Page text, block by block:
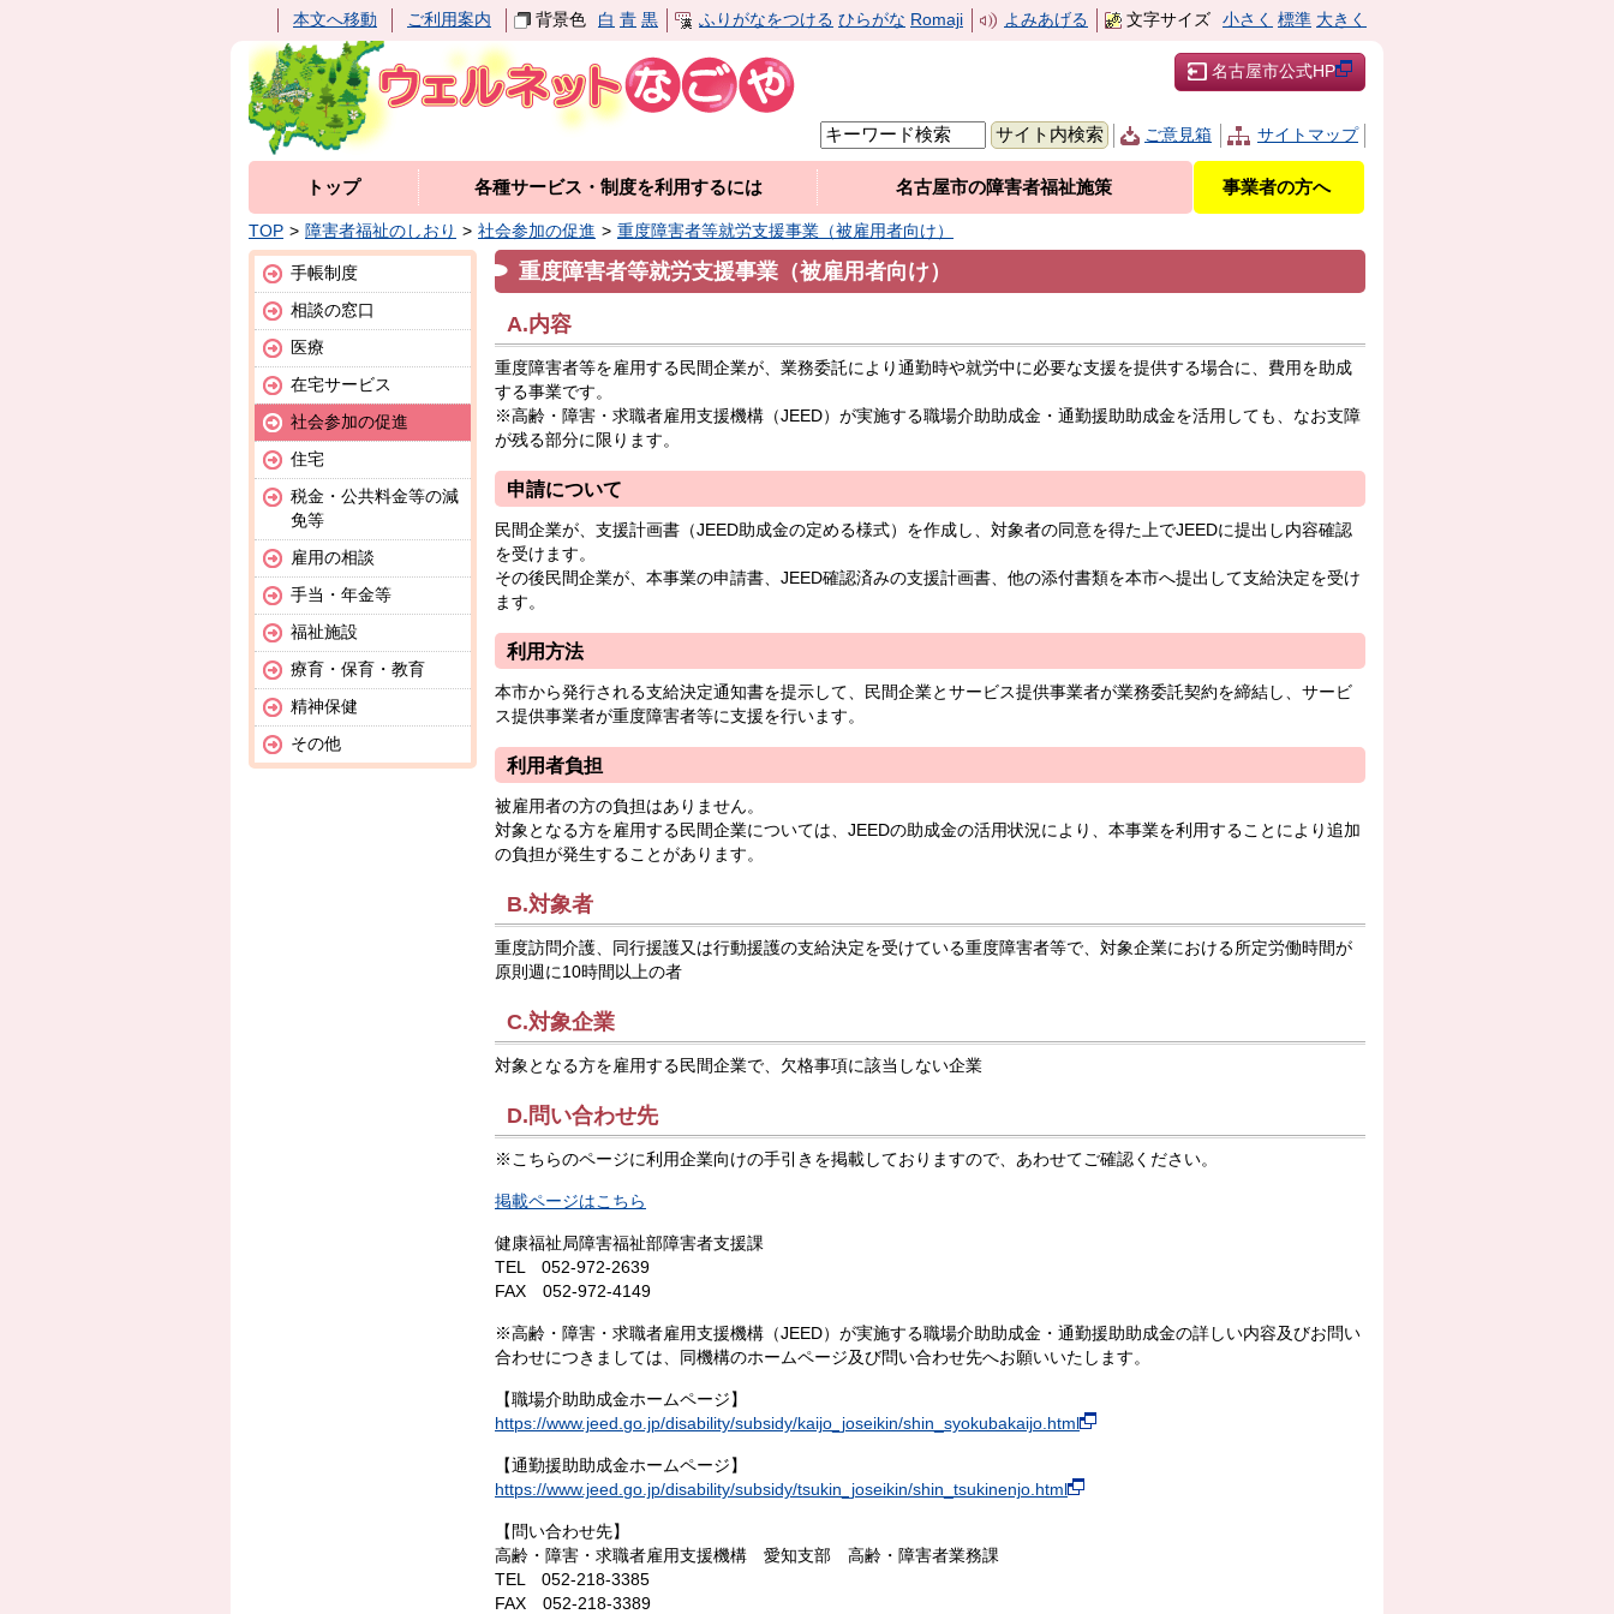
本文へ移動 ご利用案内 背景色 白 青 黒 ふりがなをつける ひらがな Romaji よみあげる 文字サイズ 小さく 標準 大きく
名古屋市公式HP
ご意見箱 サイトマップ
トップ 各種サービス・制度を利用するには 名古屋市の障害者福祉施策 事業者の方へ
TOP 障害者福祉のしおり 社会参加の促進 重度障害者等就労支援事業（被雇用者向け）
重度障害者等就労支援事業（被雇用者向け）
A.内容
重度障害者等を雇用する民間企業が、業務委託により通勤時や就労中に必要な支援を提供する場合に、費用を助成
する事業です。
※高齢・障害・求職者雇用支援機構（JEED）が実施する職場介助助成金・通勤援助助成金を活用しても、なお支障
が残る部分に限ります。
申請について
民間企業が、支援計画書（JEED助成金の定める様式）を作成し、対象者の同意を得た上でJEEDに提出し内容確認
を受けます。
その後民間企業が、本事業の申請書、JEED確認済みの支援計画書、他の添付書類を本市へ提出して支給決定を受け
ます。
利用方法
本市から発行される支給決定通知書を提示して、民間企業とサービス提供事業者が業務委託契約を締結し、サービ
ス提供事業者が重度障害者等に支援を行います。
利用者負担
被雇用者の方の負担はありません。
対象となる方を雇用する民間企業については、JEEDの助成金の活用状況により、本事業を利用することにより追加
の負担が発生することがあります。
B.対象者
重度訪問介護、同行援護又は行動援護の支給決定を受けている重度障害者等で、対象企業における所定労働時間が
原則週に10時間以上の者
C.対象企業
対象となる方を雇用する民間企業で、欠格事項に該当しない企業
D.問い合わせ先
※こちらのページに利用企業向けの手引きを掲載しておりますので、あわせてご確認ください。
掲載ページはこちら
健康福祉局障害福祉部障害者支援課
TEL 052-972-2639
FAX 052-972-4149
※高齢・障害・求職者雇用支援機構（JEED）が実施する職場介助助成金・通勤援助助成金の詳しい内容及びお問い
合わせにつきましては、同機構のホームページ及び問い合わせ先へお願いいたします。
【職場介助助成金ホームページ】
https://www.jeed.go.jp/disability/subsidy/kaijo_joseikin/shin_syokubakaijo.html
【通勤援助助成金ホームページ】
https://www.jeed.go.jp/disability/subsidy/tsukin_joseikin/shin_tsukinenjo.html
【問い合わせ先】
高齢・障害・求職者雇用支援機構 愛知支部 高齢・障害者業務課
TEL 052-218-3385
FAX 052-218-3389
手帳制度
相談の窓口
医療
在宅サービス
社会参加の促進
住宅
税金・公共料金等の減
免等
雇用の相談
手当・年金等
福祉施設
療育・保育・教育
精神保健
その他